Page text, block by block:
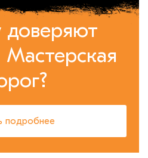
подробнее